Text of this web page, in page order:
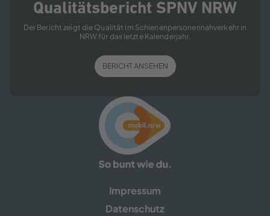
Qualitätsbericht SPNV NRW
Der Bericht zeigt die Qualität im Schienenpersonennahverkehr in
NRW für das letzte Kalenderjahr.
BERICHT ANSEHEN
Impressum
Datenschutz